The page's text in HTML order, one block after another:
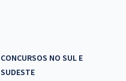
CONCURSOS NO SUL E
SUDESTE